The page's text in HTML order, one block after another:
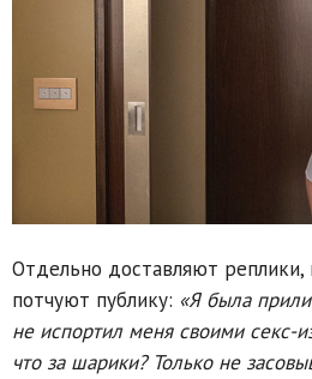
Отдельно доставляют
потчуют публику: «Я была
не испортил меня своими секс-
что за шарики? Только не